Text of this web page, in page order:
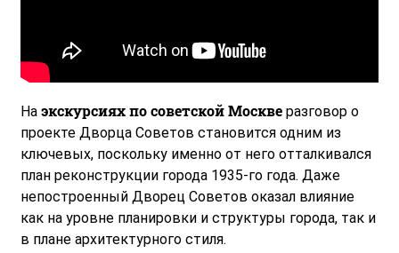
На экскурсиях по советской Москве разговор о
проекте Дворца Советов становится одним из
ключевых, поскольку именно от него отталкивался
план реконструкции города 1935-го года. Даже
непостроенный Дворец Советов оказал влияние
как на уровне планировки и структуры города, так и
в плане архитектурного стиля.